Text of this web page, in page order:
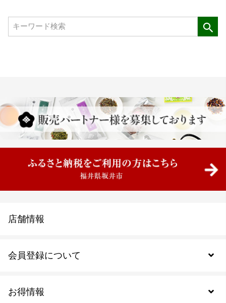
お得情報
会員登録について
店舗情報